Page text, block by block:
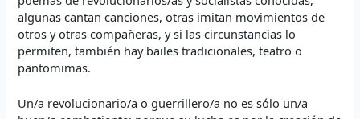
algunas cantan canciones, otras imitan movimientos de
otros y otras compañeras, y si las circunstancias lo
permiten, también hay bailes tradicionales, teatro o
pantomimas.
Un/a revolucionario/a o guerrillero/a no es sólo un/a